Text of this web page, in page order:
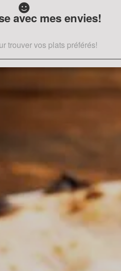
avec mes envies!
trouver vos plats préférés!